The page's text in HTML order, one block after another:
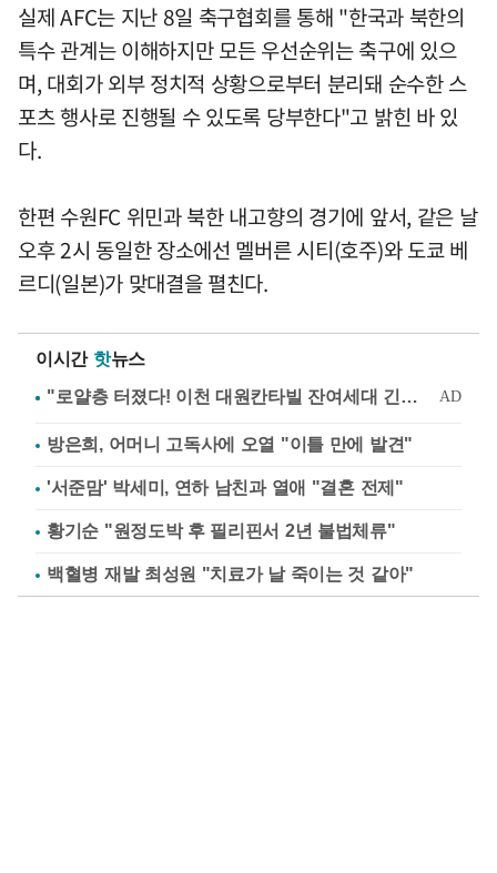
실제 AFC는 지난 8일 축구협회를 통해 "한국과 북한의
특수 관계는 이해하지만 모든 우선순위는 축구에 있으
며, 대회가 외부 정치적 상황으로부터 분리돼 순수한 스
포츠 행사로 진행될 수 있도록 당부한다"고 밝힌 바 있
다.
한편 수원FC 위민과 북한 내고향의 경기에 앞서, 같은 날
오후 2시 동일한 장소에선 멜버른 시티(호주)와 도쿄 베
르디(일본)가 맞대결을 펼친다.
이시간 핫뉴스
방은희, 어머니 고독사에 오열 "이틀 만에 발견"
'서준맘' 박세미, 연하 남친과 열애 "결혼 전제"
황기순 "원정도박 후 필리핀서 2년 불법체류"
백혈병 재발 최성원 "치료가 날 죽이는 것 같아"